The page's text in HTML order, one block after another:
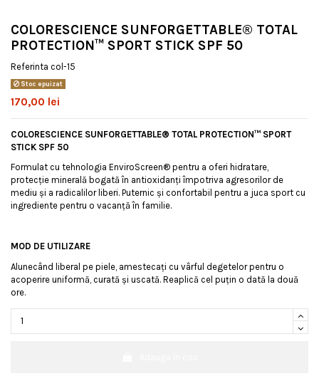
COLORESCIENCE SUNFORGETTABLE® TOTAL
PROTECTION™ SPORT STICK SPF 50
Referinta col-15
Stoc epuizat
170,00 lei
COLORESCIENCE SUNFORGETTABLE® TOTAL PROTECTION™ SPORT
STICK SPF 50
Formulat cu tehnologia EnviroScreen® pentru a oferi hidratare,
protecție minerală bogată în antioxidanți împotriva agresorilor de
mediu și a radicalilor liberi. Puternic și confortabil pentru a juca sport cu
ingrediente pentru o vacanță în familie.
MOD DE UTILIZARE
Alunecând liberal pe piele, amestecați cu vârful degetelor pentru o
acoperire uniformă, curată și uscată. Reaplică cel puțin o dată la două
ore.